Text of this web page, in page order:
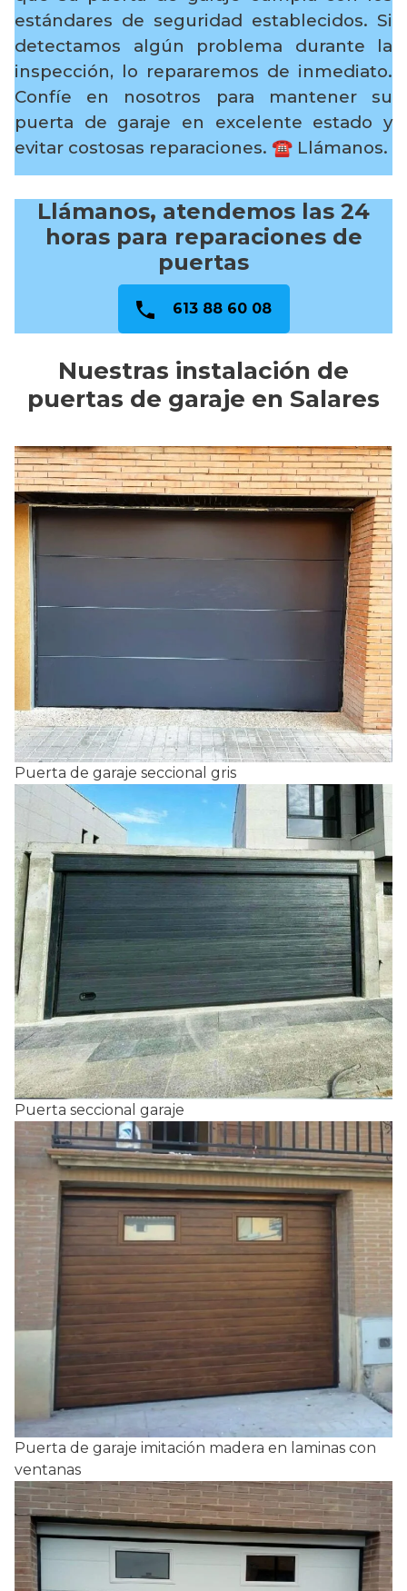
estándares de seguridad establecidos. Si
detectamos algún problema durante la
inspección, lo repararemos de inmediato.
Confíe en nosotros para mantener su
puerta de garaje en excelente estado y
evitar costosas reparaciones. ☎️ Llámanos.
Llámanos, atendemos las 24
horas para reparaciones de
puertas
613 88 60 08
Nuestras instalación de
puertas de garaje en Salares
Puerta de garaje seccional gris
Puerta seccional garaje
Puerta de garaje imitación madera en laminas con
ventanas